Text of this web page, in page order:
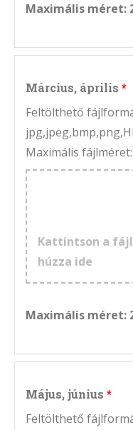
Maximális méret:
Március, április
Feltölthető
Maximális
Kattintson a
húzza ide
Maximális méret:
Május, június
Feltölthető